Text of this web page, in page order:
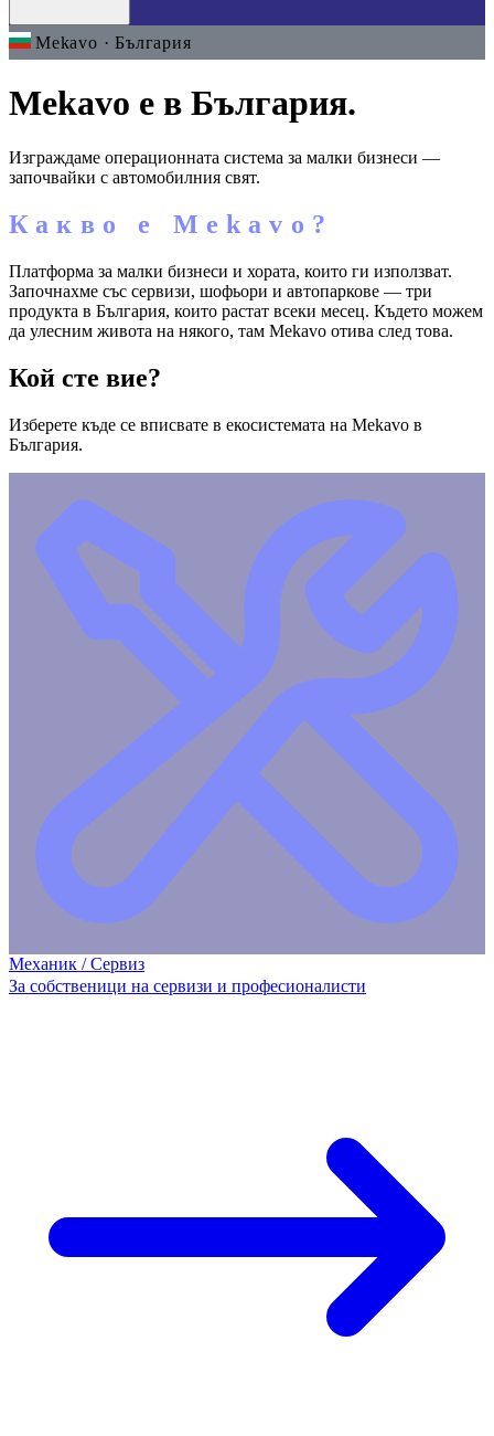
Mekavo · България
Mekavo е в България.
Изграждаме операционната система за малки бизнеси —
започвайки с автомобилния свят.
Какво е Mekavo?
Платформа за малки бизнеси и хората, които ги използват.
Започнахме със сервизи, шофьори и автопаркове — три
продукта в България, които растат всеки месец. Където можем
да улесним живота на някого, там Mekavo отива след това.
Кой сте вие?
Изберете къде се вписвате в екосистемата на Mekavo в
България.
Механик / Сервиз
За собственици на сервизи и професионалисти